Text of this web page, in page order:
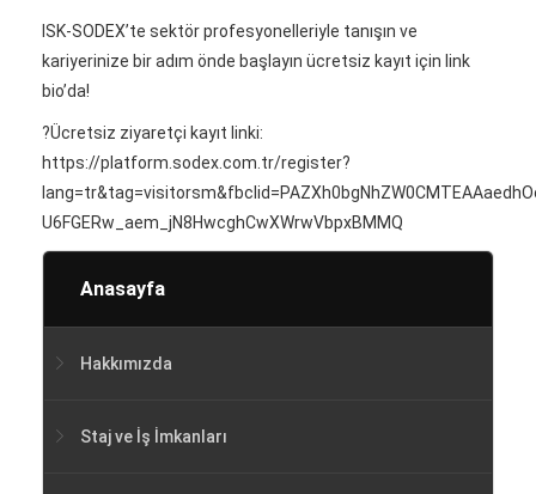
ISK-SODEX’te sektör profesyonelleriyle tanışın ve
kariyerinize bir adım önde başlayın ücretsiz kayıt için link
bio’da!
?Ücretsiz ziyaretçi kayıt linki:
https://platform.sodex.com.tr/register?
U6FGERw_aem_jN8HwcghCwXWrwVbpxBMMQ
Anasayfa
Hakkımızda
Staj ve İş İmkanları